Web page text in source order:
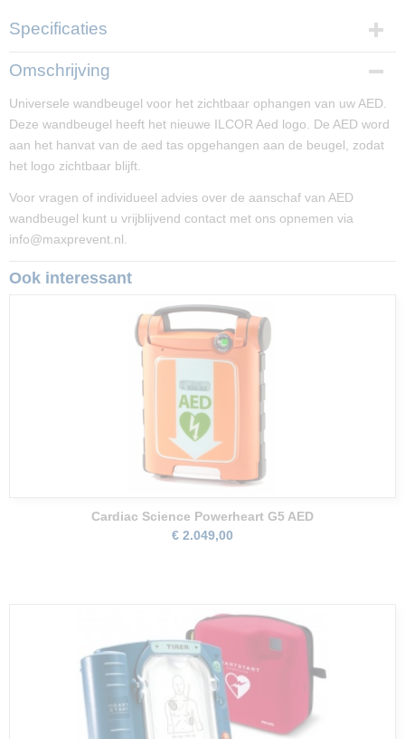
Specificaties
Productcode
Productcode leverancier
/0223
Afmetingen (l,b,h)
13 x 11,50 x 18 cm
Omschrijving
Universele wandbeugel voor het zichtbaar ophangen van uw AED.
Deze wandbeugel heeft het nieuwe ILCOR Aed logo. De AED word
aan het hanvat van de aed tas opgehangen aan de beugel, zodat
het logo zichtbaar blijft.
Voor vragen of individueel advies over de aanschaf van AED
wandbeugel kunt u vrijblijvend contact met ons opnemen via
info@maxprevent.nl.
Ook interessant
Cardiac Science Powerheart G5 AED
€ 2.049,00